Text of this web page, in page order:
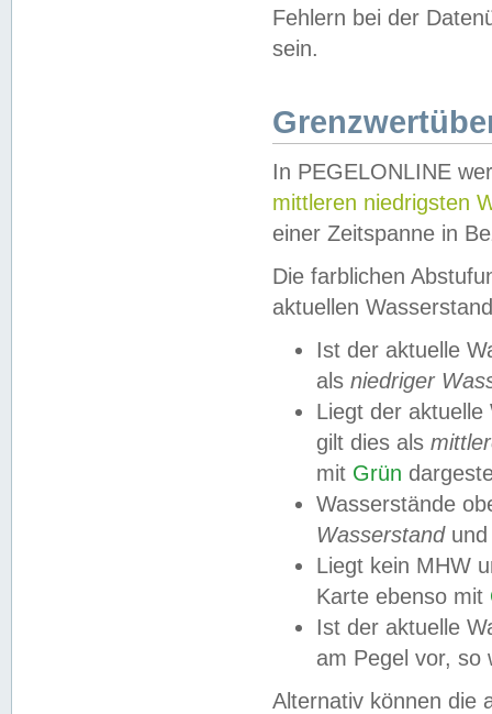
Fehlern bei der
sein.
In PEGELONLINE
mittleren niedrigsten
einer Zeitspanne in
Die farblichen
aktuellen
Ist der aktuelle
als niedriger
Liegt der
gilt dies als
mit Grün
Wasserstände
Wasserstandund
Liegt kein MHW
Karte ebenso mit
Ist der aktuelle
am Pegel vor,
Alternativ können die